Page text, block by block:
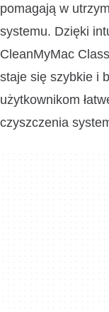
pomagają w
systemu. Dzięki
CleanMyMac
staje się szybkie i
użytkownikom
czyszczenia